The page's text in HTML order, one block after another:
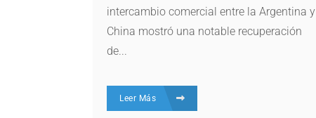
intercambio comercial entre la Argentina y
China mostró una notable recuperación
de...
Leer Más